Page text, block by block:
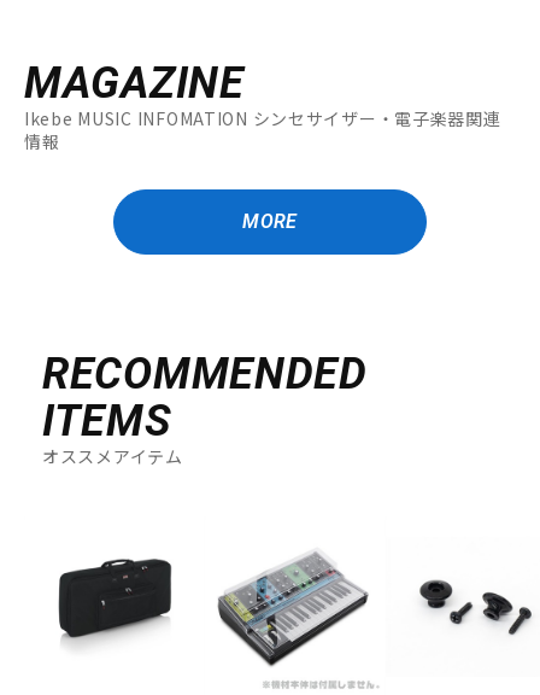
MAGAZINE
Ikebe MUSIC INFOMATION シンセサイザー・電子楽器関連
情報
MORE
RECOMMENDED
ITEMS
オススメアイテム